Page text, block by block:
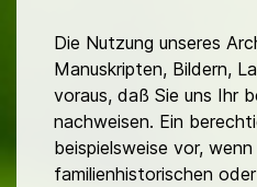
Die Nutzung unseres
Manuskripten, Bildern,
voraus, daß Sie uns Ihr
nachweisen. Ein
beispielsweise vor, wenn
familienhistorischen